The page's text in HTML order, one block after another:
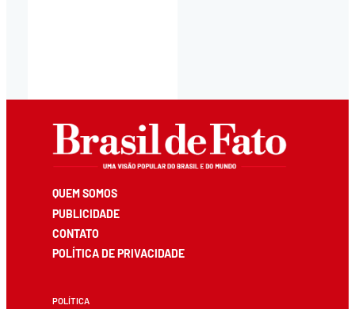
QUEM SOMOS
PUBLICIDADE
CONTATO
POLÍTICA DE PRIVACIDADE
POLÍTICA